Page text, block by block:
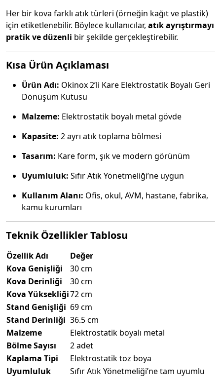
Her bir kova farklı atık türleri (örneğin kağıt ve plastik)
için etiketlenebilir. Böylece kullanıcılar, atık ayrıştırmayı
pratik ve düzenli bir şekilde gerçekleştirebilir.
Kısa Ürün Açıklaması
Ürün Adı: Okinox 2’li Kare Elektrostatik Boyalı Geri
Dönüşüm Kutusu
Malzeme: Elektrostatik boyalı metal gövde
Kapasite: 2 ayrı atık toplama bölmesi
Tasarım: Kare form, şık ve modern görünüm
Uyumluluk: Sıfır Atık Yönetmeliği’ne uygun
Kullanım Alanı: Ofis, okul, AVM, hastane, fabrika,
kamu kurumları
Teknik Özellikler Tablosu
Özellik Adı
Değer
Kova Genişliği
30 cm
Kova Derinliği
30 cm
Kova Yüksekliği72 cm
Stand Genişliği 69 cm
Stand Derinliği 36.5 cm
Malzeme
Elektrostatik boyalı metal
Bölme Sayısı
2 adet
Kaplama Tipi
Elektrostatik toz boya
Uyumluluk
Sıfır Atık Yönetmeliği’ne tam uyumlu